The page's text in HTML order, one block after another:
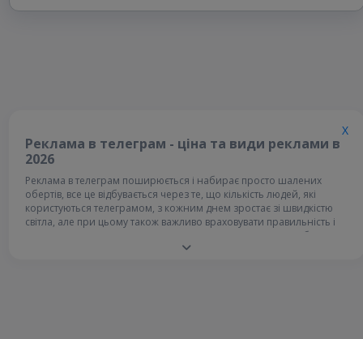
X
Реклама в телеграм - ціна та види реклами в
2026
Реклама в телеграм поширюється і набирає просто шалених
обертів, все це відбувається через те, що кількість людей, які
користуються телеграмом, з кожним днем зростає зі швидкістю
світла, але при цьому також важливо враховувати правильність і
актуальність розміщення своєї реклами в телеграм, потрібно мати
сувору рекламну стратегію. Від плану дій по розміщенню